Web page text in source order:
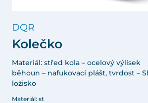
DQR
Kolečko
Materiál: střed kola – ocelový výlisek
běhoun – nafukovací plášt, tvrdost –
ložisko
Materiál: st